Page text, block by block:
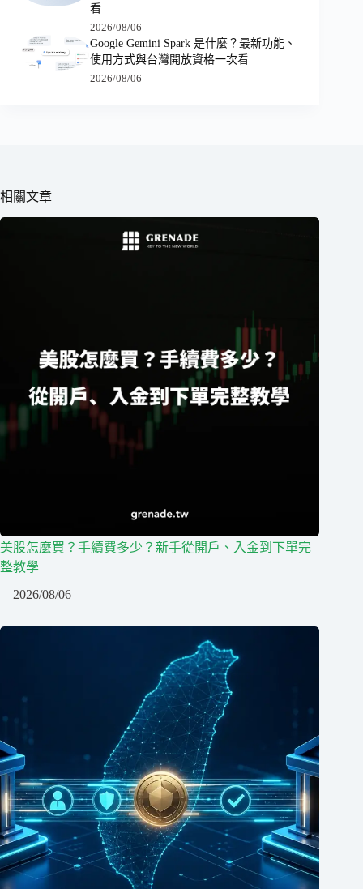
看
2026/08/06
Google Gemini Spark 是什麼？最新功能、
使用方式與台灣開放資格一次看
2026/08/06
相關文章
美股怎麼買？手續費多少？新手從開戶、入金到下單完
整教學
2026/08/06